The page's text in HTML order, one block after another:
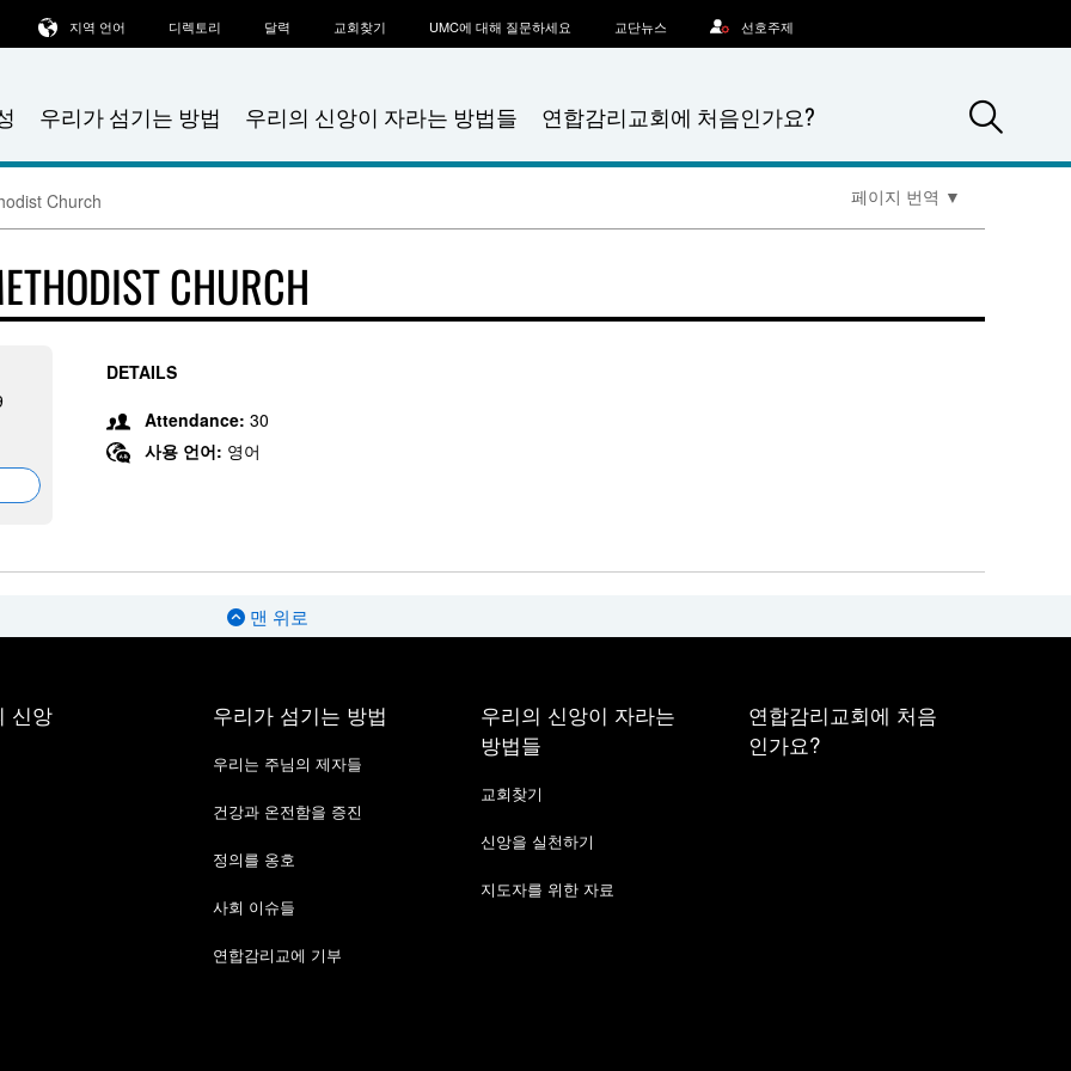
우리가 섬기는 방법 우리의 신앙이 자라는 방법들 연합감리교회에 처음인가요?
지역 언어 디렉토리 달력 교회찾기 UMC에 대해 질문하세요 교단뉴스 선호주제
Church 페이지 번역 ▼
CHURCH
DETAILS
Attendance: 30
사용 언어: 영어
맨 위로
신앙 우리가 섬기는 방법
우리는 주님의 제자들
건강과 온전함을 증진
정의를 옹호
사회 이슈들
연합감리교에 기부
우리의 신앙이 자라는
방법들
교회찾기
신앙을 실천하기
지도자를 위한 자료
연합감리교회에 처음
인가요?